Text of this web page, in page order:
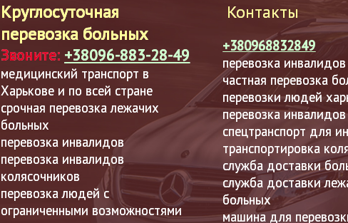
Круглосуточная
перевозка больных
Звоните: +38096-883-28-49
медицинский транспорт в
Харькове и по всей стране
срочная перевозка лежачих
больных
перевозка инвалидов
перевозка инвалидов
колясочников
перевозка людей с
ограниченными возможностями
Контакты
+380968832849
перевозка
частная перевозка
перевозки людей
перевозка
спецтранспорт для
транспортировка
служба доставки
служба доставки
больных
машина для